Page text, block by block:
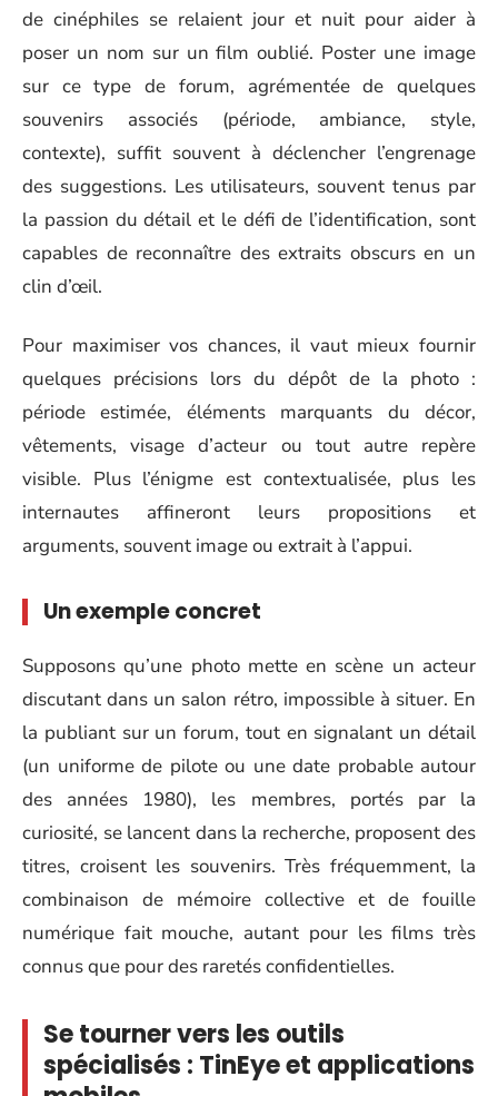
de cinéphiles se relaient jour et nuit pour aider à
poser un nom sur un film oublié. Poster une image
sur ce type de forum, agrémentée de quelques
souvenirs associés (période, ambiance, style,
contexte), suffit souvent à déclencher l’engrenage
des suggestions. Les utilisateurs, souvent tenus par
la passion du détail et le défi de l’identification, sont
capables de reconnaître des extraits obscurs en un
clin d’œil.
Pour maximiser vos chances, il vaut mieux fournir
quelques précisions lors du dépôt de la photo :
période estimée, éléments marquants du décor,
vêtements, visage d’acteur ou tout autre repère
visible. Plus l’énigme est contextualisée, plus les
internautes affineront leurs propositions et
arguments, souvent image ou extrait à l’appui.
Un exemple concret
Supposons qu’une photo mette en scène un acteur
discutant dans un salon rétro, impossible à situer. En
la publiant sur un forum, tout en signalant un détail
(un uniforme de pilote ou une date probable autour
des années 1980), les membres, portés par la
curiosité, se lancent dans la recherche, proposent des
titres, croisent les souvenirs. Très fréquemment, la
combinaison de mémoire collective et de fouille
numérique fait mouche, autant pour les films très
connus que pour des raretés confidentielles.
Se tourner vers les outils
spécialisés : TinEye et applications